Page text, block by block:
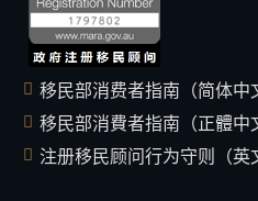
移民部消费者指南（简体中
移民部消費者指南（正體中
注册移民顾问行为守则（英